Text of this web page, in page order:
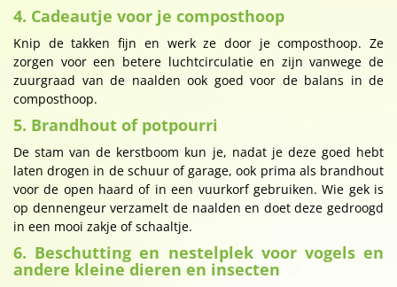
4. Cadeautje voor je composthoop
Knip de takken fijn en werk ze door je composthoop. Ze
zorgen voor een betere luchtcirculatie en zijn vanwege de
zuurgraad van de naalden ook goed voor de balans in de
composthoop.
5. Brandhout of potpourri
De stam van de kerstboom kun je, nadat je deze goed hebt
laten drogen in de schuur of garage, ook prima als brandhout
voor de open haard of in een vuurkorf gebruiken. Wie gek is
op dennengeur verzamelt de naalden en doet deze gedroogd
in een mooi zakje of schaaltje.
6. Beschutting en nestelplek voor vogels en
andere kleine dieren en insecten